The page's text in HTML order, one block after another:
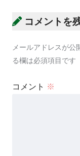
コメントを
メールアドレスが公
る欄は必須項目です
コメント ※